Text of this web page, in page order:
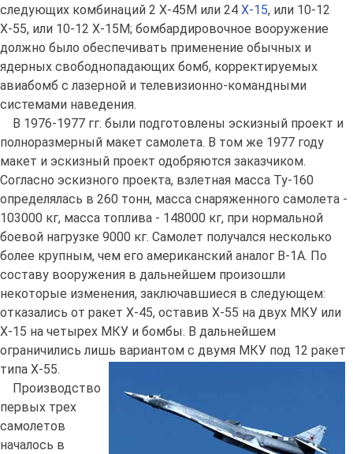
следующих комбинаций 2 Х-45М или 24 Х-15, или 10-12
Х-55, или 10-12 Х-15М; бомбардировочное вооружение
должно было обеспечивать применение обычных и
ядерных свободнопадающих бомб, корректируемых
авиабомб с лазерной и телевизионно-командными
системами наведения.
В 1976-1977 гг. были подготовлены эскизный проект и
полноразмерный макет самолета. В том же 1977 году
макет и эскизный проект одобряются заказчиком.
Согласно эскизного проекта, взлетная масса Ту-160
определялась в 260 тонн, масса снаряженного самолета -
103000 кг, масса топлива - 148000 кг, при нормальной
боевой нагрузке 9000 кг. Самолет получался несколько
более крупным, чем его американский аналог В-1А. По
составу вооружения в дальнейшем произошли
некоторые изменения, заключавшиеся в следующем:
отказались от ракет Х-45, оставив X-55 на двух МКУ или
Х-15 на четырех МКУ и бомбы. В дальнейшем
ограничились лишь вариантом с двумя МКУ под 12 ракет
типа Х-55.
Производство
первых трех
самолетов
началось в